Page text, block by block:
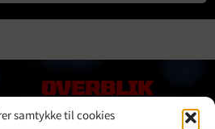
samtykke til cookies
OVERBLIK
Online shop